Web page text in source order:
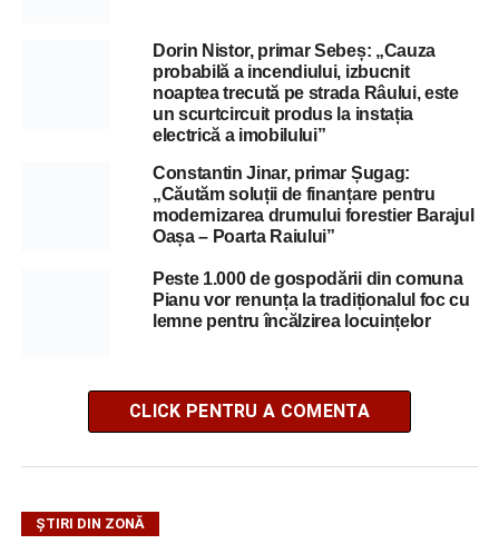
Dorin Nistor, primar Sebeș: „Cauza
probabilă a incendiului, izbucnit
noaptea trecută pe strada Râului, este
un scurtcircuit produs la instația
electrică a imobilului”
Constantin Jinar, primar Șugag:
„Căutăm soluții de finanțare pentru
modernizarea drumului forestier Barajul
Oașa – Poarta Raiului”
Peste 1.000 de gospodării din comuna
Pianu vor renunța la tradiționalul foc cu
lemne pentru încălzirea locuințelor
CLICK PENTRU A COMENTA
ȘTIRI DIN ZONĂ